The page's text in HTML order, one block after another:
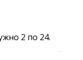
2 по 24.
···